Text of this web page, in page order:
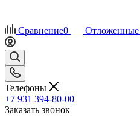
Сравнение0 Отложенные
Телефоны
+7 931 394-80-00
Заказать звонок